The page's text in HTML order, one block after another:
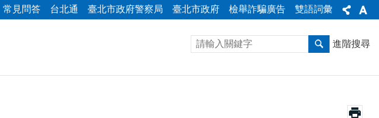
常見問答 台北通 臺北市政府警察局 臺北市政府 檢舉詐騙廣告 雙語詞彙
進階搜尋